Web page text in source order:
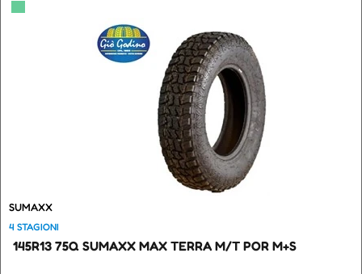
▀
SUMAXX
4 STAGIONI
145R13 75Q SUMAXX MAX TERRA M/T POR M+S